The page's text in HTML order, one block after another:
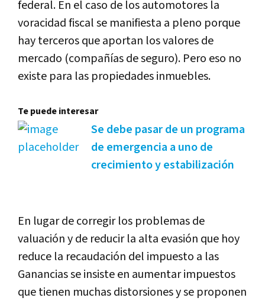
federal. En el caso de los automotores la
voracidad fiscal se manifiesta a pleno porque
hay terceros que aportan los valores de
mercado (compañías de seguro). Pero eso no
existe para las propiedades inmuebles.
Te puede interesar
Se debe pasar de un programa
de emergencia a uno de
crecimiento y estabilización
En lugar de corregir los problemas de
valuación y de reducir la alta evasión que hoy
reduce la recaudación del impuesto a las
Ganancias se insiste en aumentar impuestos
que tienen muchas distorsiones y se proponen